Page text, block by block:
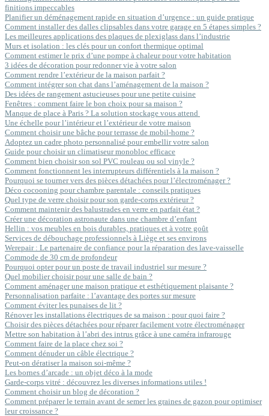
finitions impeccables
Planifier un déménagement rapide en situation d’urgence : un guide pratique
Comment installer des dalles clipsables dans votre garage en 5 étapes simples ?
Les meilleures applications des plaques de plexiglass dans l’industrie
Murs et isolation : les clés pour un confort thermique optimal
Comment estimer le prix d’une pompe à chaleur pour votre habitation
3 idées de décoration pour redonner vie à votre salon
Comment rendre l’extérieur de la maison parfait ?
Comment intégrer son chat dans l’aménagement de la maison ?
Des idées de rangement astucieuses pour une petite cuisine
Fenêtres : comment faire le bon choix pour sa maison ?
Manque de place à Paris ? La solution stockage vous attend
Une échelle pour l’intérieur et l’extérieur de votre maison
Comment choisir une bâche pour terrasse de mobil-home ?
Adoptez un cadre photo personnalisé pour embellir votre salon
Guide pour choisir un climatiseur monobloc efficace
Comment bien choisir son sol PVC rouleau ou sol vinyle ?
Comment fonctionnent les interrupteurs différentiels à la maison ?
Pourquoi se tourner vers des pièces détachées pour l’électroménager ?
Déco cocooning pour chambre parentale : conseils pratiques
Quel type de verre choisir pour son garde-corps extérieur ?
Comment maintenir des balustrades en verre en parfait état ?
Créer une décoration astronaute dans une chambre d’enfant
Hellin : vos meubles en bois durables, pratiques et à votre goût
Services de débouchage professionnels à Liège et ses environs
Werepair : Le partenaire de confiance pour la réparation des lave-vaisselle
Commode de 30 cm de profondeur
Pourquoi opter pour un poste de travail industriel sur mesure ?
Quel mobilier choisir pour une salle de bain ?
Comment aménager une maison pratique et esthétiquement plaisante ?
Personnalisation parfaite : l’avantage des portes sur mesure
Comment éviter les punaises de lit ?
Rénover les installations électriques de sa maison : pour quoi faire ?
Choisir des pièces détachées pour réparer facilement votre électroménager
Mettre son habitation à l’abri des intrus grâce à une caméra infrarouge
Comment faire de la place chez soi ?
Comment dénuder un câble électrique ?
Peut-on dératiser la maison soi-même ?
Les bornes d’arcade : un objet déco à la mode
Garde-corps vitré : découvrez les diverses informations utiles !
Comment choisir un blog de décoration ?
Comment préparer le terrain avant de semer les graines de gazon pour optimiser
leur croissance ?